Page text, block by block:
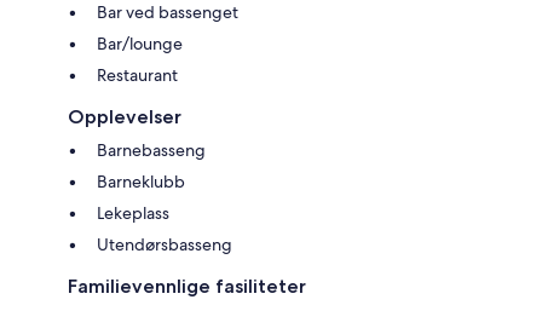
Bar ved bassenget
Bar/lounge
Restaurant
Opplevelser
Barnebasseng
Barneklubb
Lekeplass
Utendørsbasseng
Familievennlige fasiliteter